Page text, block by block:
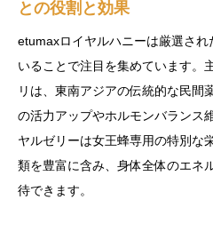
との役割と効果
etumaxロイヤルハニーは厳選さ
いることで注目を集めています。
リは、東南アジアの伝統的な民間
の活力アップやホルモンバランス
ヤルゼリーは女王蜂専用の特別な
類を豊富に含み、身体全体のエネ
待できます。